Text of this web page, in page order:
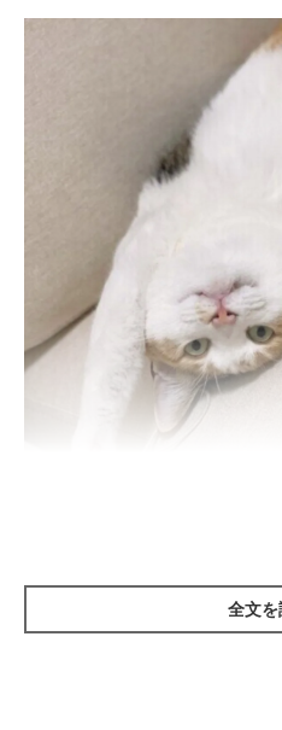
——飼い主さんに「甘えたい」と
行動には、どのようなものがあり
全文